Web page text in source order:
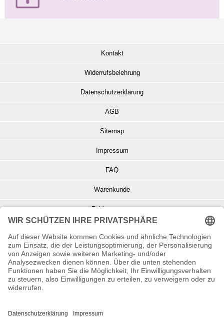
Kontakt
Widerrufsbelehrung
Datenschutzerklärung
AGB
Sitemap
Impressum
FAQ
Warenkunde
Zahlungsarten
Info zu Elektro- u. Elektronikgeräten
Batterieentsorgung
Informationen zur Echtheit von Kundenbewertungen